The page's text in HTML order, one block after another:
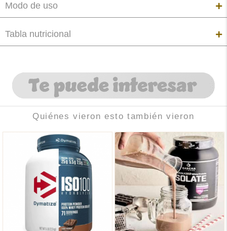
Modo de uso
Tabla nutricional
Quiénes vieron esto también vieron